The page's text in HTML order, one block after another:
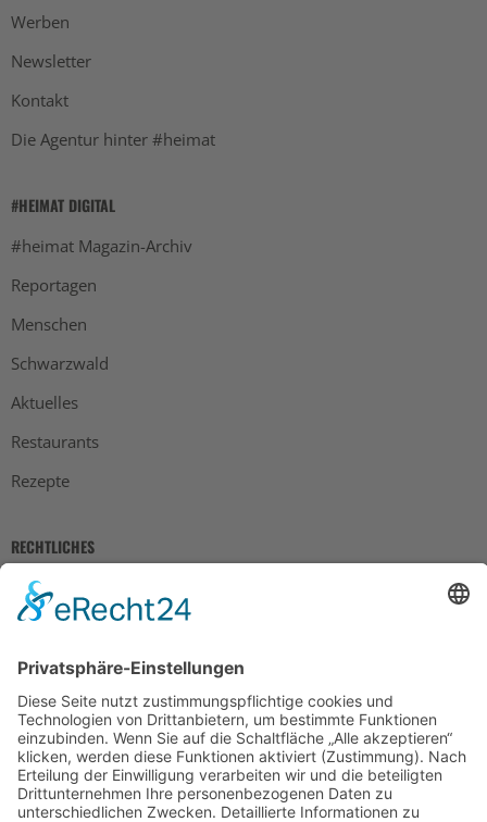
Werben
Newsletter
Kontakt
Die Agentur hinter #heimat
#HEIMAT DIGITAL
#heimat Magazin-Archiv
Reportagen
Menschen
Schwarzwald
Aktuelles
Restaurants
Rezepte
RECHTLICHES
Impressum
Datenschutz
AGB
Widerrufsbelehrung
Bankdaten